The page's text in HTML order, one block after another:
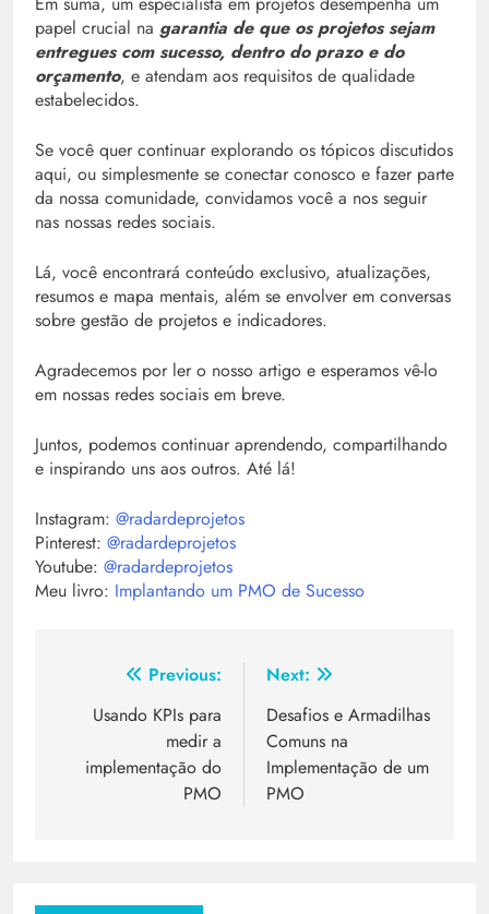
papel crucial na garantia de que os projetos sejam
entregues com sucesso, dentro do prazo e do
orçamento, e atendam aos requisitos de qualidade
estabelecidos.
Se você quer continuar explorando os tópicos discutidos
aqui, ou simplesmente se conectar conosco e fazer parte
da nossa comunidade, convidamos você a nos seguir
nas nossas redes sociais.
Lá, você encontrará conteúdo exclusivo, atualizações,
resumos e mapa mentais, além se envolver em conversas
sobre gestão de projetos e indicadores.
Agradecemos por ler o nosso artigo e esperamos vê-lo
em nossas redes sociais em breve.
Juntos, podemos continuar aprendendo, compartilhando
e inspirando uns aos outros. Até lá!
Instagram: @radardeprojetos
Pinterest: @radardeprojetos
Youtube: @radardeprojetos
Meu livro: Implantando um PMO de Sucesso
Previous:
Usando KPIs para
medir a
implementação do
PMO
Next:
Desafios e Armadilhas
Comuns na
Implementação de um
PMO